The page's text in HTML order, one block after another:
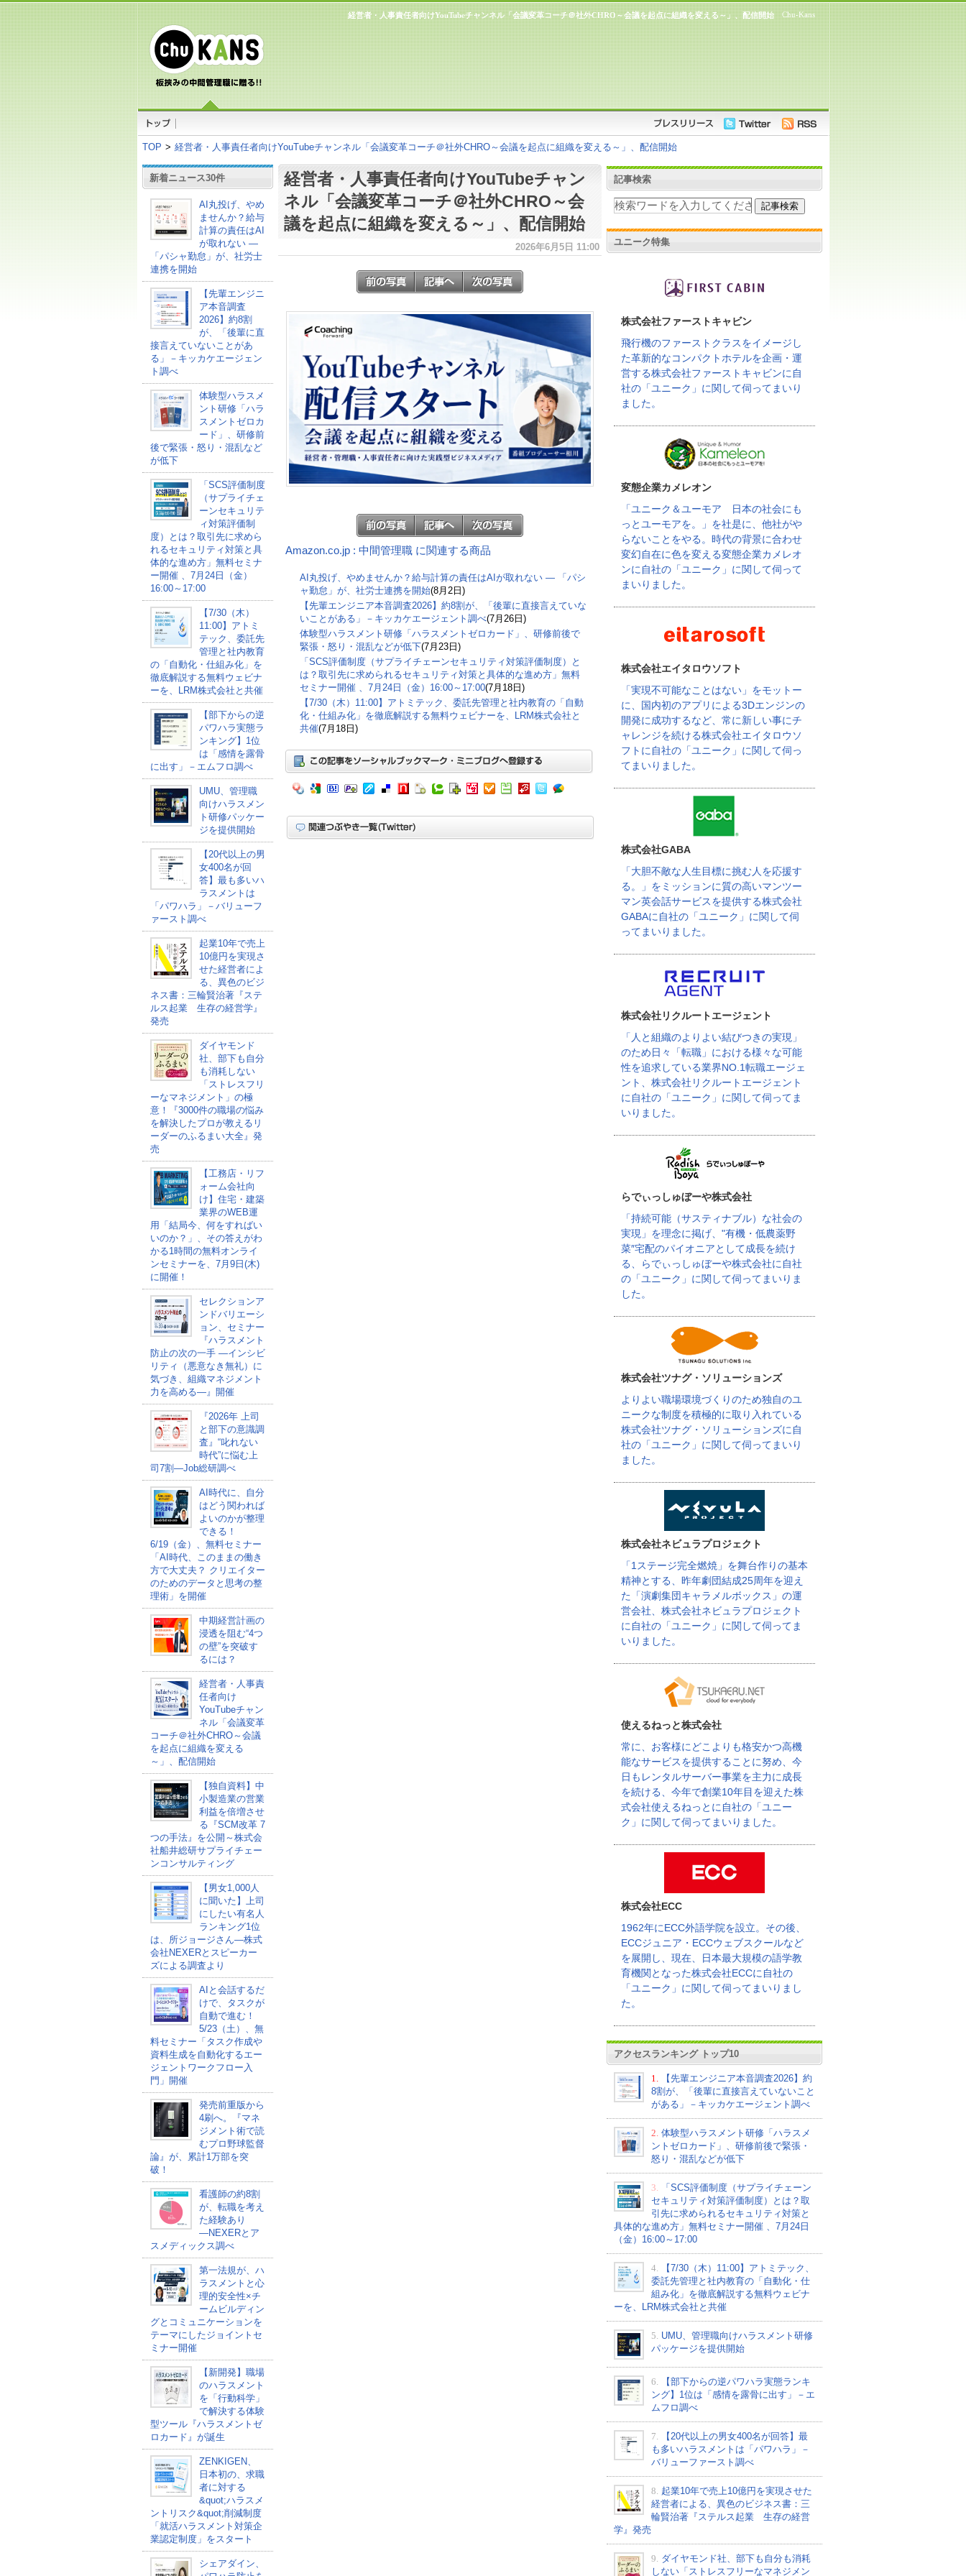
Chu-Kans
経営者・人事責任者向けYouTubeチャンネル「会議変革コーチ＠社外CHRO～会議を起点に組織を変える～」、配信開始
TOP > 経営者・人事責任者向けYouTubeチャンネル「会議変革コーチ＠社外CHRO～会議を起点に組織を変える～」、配信開始
新着ニュース30件
AI丸投げ、やめ
ませんか？給与
計算の責任はAI
が取れない ―
「パシャ勤怠」が、社労士
連携を開始
【先輩エンジニ
ア本音調査
2026】約8割
が、「後輩に直
接言えていないことがあ
る」－キッカケエージェン
ト調べ
体験型ハラスメ
ント研修「ハラ
スメントゼロカ
ード」、研修前
後で緊張・怒り・混乱など
が低下
「SCS評価制度
（サプライチェ
ーンセキュリテ
ィ対策評価制
度）とは？取引先に求めら
れるセキュリティ対策と具
体的な進め方」無料セミナ
ー開催 、7月24日（金）
16:00～17:00
【7/30（木）
11:00】アトミ
テック、委託先
管理と社内教育
の「自動化・仕組み化」を
徹底解説する無料ウェビナ
ーを、LRM株式会社と共催
【部下からの逆
パワハラ実態ラ
ンキング】1位
は「感情を露骨
に出す」－エムフロ調べ
UMU、管理職
向けハラスメン
ト研修パッケー
ジを提供開始
【20代以上の男
女400名が回
答】最も多いハ
ラスメントは
「パワハラ」－バリューフ
ァースト調べ
起業10年で売上
10億円を実現さ
せた経営者によ
る、異色のビジ
ネス書：三輪賢治著『ステ
ルス起業 生存の経営学』
発売
ダイヤモンド
社、部下も自分
も消耗しない
「ストレスフリ
ーなマネジメント」の極
意！『3000件の職場の悩み
を解決したプロが教えるリ
ーダーのふるまい大全』発
売
【工務店・リフ
ォーム会社向
け】住宅・建築
業界のWEB運
用「結局今、何をすればい
いのか？」、その答えがわ
かる1時間の無料オンライ
ンセミナーを、7月9日(木)
に開催！
セレクションア
ンドバリエーシ
ョン、セミナー
『ハラスメント
防止の次の一手 ―インシビ
リティ（悪意なき無礼）に
気づき、組織マネジメント
力を高める―』開催
『2026年 上司
と部下の意識調
査』“叱れない
時代”に悩む上
司7割―Job総研調べ
AI時代に、自分
はどう関われば
よいのかが整理
できる！
6/19（金）、無料セミナー
「AI時代、このままの働き
方で大丈夫？ クリエイター
のためのデータと思考の整
理術」を開催
中期経営計画の
浸透を阻む“4つ
の壁”を突破す
るには？
経営者・人事責
任者向け
YouTubeチャン
ネル「会議変革
コーチ＠社外CHRO～会議
を起点に組織を変える
～」、配信開始
【独自資料】中
小製造業の営業
利益を倍増させ
る『SCM改革 7
つの手法』を公開～株式会
社船井総研サプライチェー
ンコンサルティング
【男女1,000人
に聞いた】上司
にしたい有名人
ランキング1位
は、所ジョージさん―株式
会社NEXERとスピーカー
ズによる調査より
AIと会話するだ
けで、タスクが
自動で進む！
5/23（土）、無
料セミナー「タスク作成や
資料生成を自動化するエー
ジェントワークフロー入
門」開催
発売前重版から
4刷へ。『マネ
ジメント術で読
むプロ野球監督
論』が、累計1万部を突
破！
看護師の約8割
が、転職を考え
た経験あり
―NEXERとア
スメディックス調べ
第一法規が、ハ
ラスメントと心
理的安全性×チ
ームビルディン
グとコミュニケーションを
テーマにしたジョイントセ
ミナー開催
【新開発】職場
のハラスメント
を「行動科学」
で解決する体験
型ツール『ハラスメントゼ
ロカード』が誕生
ZENKIGEN、
日本初の、求職
者に対する
&quot;ハラスメ
ントリスク&quot;削減制度
「就活ハラスメント対策企
業認定制度」をスタート
シェアダイン、
経営者・人事責任者向けYouTubeチャン
ネル「会議変革コーチ＠社外CHRO～会
議を起点に組織を変える～」、配信開始
2026年6月5日 11:00
Amazon.co.jp : 中間管理職 に関連する商品
AI丸投げ、やめませんか？給与計算の責任はAIが取れない ― 「パシ
ャ勤怠」が、社労士連携を開始(8月2日)
【先輩エンジニア本音調査2026】約8割が、「後輩に直接言えていな
いことがある」－キッカケエージェント調べ(7月26日)
体験型ハラスメント研修「ハラスメントゼロカード」、研修前後で
緊張・怒り・混乱などが低下(7月23日)
「SCS評価制度（サプライチェーンセキュリティ対策評価制度）と
は？取引先に求められるセキュリティ対策と具体的な進め方」無料
セミナー開催 、7月24日（金）16:00～17:00(7月18日)
【7/30（木）11:00】アトミテック、委託先管理と社内教育の「自動
化・仕組み化」を徹底解説する無料ウェビナーを、LRM株式会社と
共催(7月18日)
記事検索
ユニーク特集
株式会社ファーストキャビン
飛行機のファーストクラスをイメージし
た革新的なコンパクトホテルを企画・運
営する株式会社ファーストキャビンに自
社の「ユニーク」に関して伺ってまいり
ました。
変態企業カメレオン
「ユニーク＆ユーモア 日本の社会にも
っとユーモアを。」を社是に、他社がや
らないことをやる。時代の背景に合わせ
変幻自在に色を変える変態企業カメレオ
ンに自社の「ユニーク」に関して伺って
まいりました。
株式会社エイタロウソフト
「実現不可能なことはない」をモットー
に、国内初のアプリによる3Dエンジンの
開発に成功するなど、常に新しい事にチ
ャレンジを続ける株式会社エイタロウソ
フトに自社の「ユニーク」に関して伺っ
てまいりました。
株式会社GABA
「大胆不敵な人生目標に挑む人を応援す
る。」をミッションに質の高いマンツー
マン英会話サービスを提供する株式会社
GABAに自社の「ユニーク」に関して伺
ってまいりました。
株式会社リクルートエージェント
「人と組織のよりよい結びつきの実現」
のため日々「転職」における様々な可能
性を追求している業界NO.1転職エージェ
ント、株式会社リクルートエージェント
に自社の「ユニーク」に関して伺ってま
いりました。
らでぃっしゅぼーや株式会社
「持続可能（サスティナブル）な社会の
実現」を理念に掲げ、"有機・低農薬野
菜″宅配のパイオニアとして成長を続け
る、らでぃっしゅぼーや株式会社に自社
の「ユニーク」に関して伺ってまいりま
した。
株式会社ツナグ・ソリューションズ
よりよい職場環境づくりのため独自のユ
ニークな制度を積極的に取り入れている
株式会社ツナグ・ソリューションズに自
社の「ユニーク」に関して伺ってまいり
ました。
株式会社ネビュラプロジェクト
「1ステージ完全燃焼」を舞台作りの基本
精神とする、昨年劇団結成25周年を迎え
た「演劇集団キャラメルボックス」の運
営会社、株式会社ネビュラプロジェクト
に自社の「ユニーク」に関して伺ってま
いりました。
使えるねっと株式会社
常に、お客様にどこよりも格安かつ高機
能なサービスを提供することに努め、今
日もレンタルサーバー事業を主力に成長
を続ける、今年で創業10年目を迎えた株
式会社使えるねっとに自社の「ユニー
ク」に関して伺ってまいりました。
株式会社ECC
1962年にECC外語学院を設立。その後、
ECCジュニア・ECCウェブスクールなど
を展開し、現在、日本最大規模の語学教
育機関となった株式会社ECCに自社の
「ユニーク」に関して伺ってまいりまし
た。
アクセスランキング トップ10
1.
【先輩エンジニア本音調査2026】約
8割が、「後輩に直接言えていないこと
がある」－キッカケエージェント調べ
2. 体験型ハラスメント研修「ハラスメ
ントゼロカード」、研修前後で緊張・
怒り・混乱などが低下
3.
「SCS評価制度（サプライチェーン
セキュリティ対策評価制度）とは？取
引先に求められるセキュリティ対策と
具体的な進め方」無料セミナー開催 、7月24日
（金）16:00～17:00
4.
【7/30（木）11:00】アトミテック、
委託先管理と社内教育の「自動化・仕
組み化」を徹底解説する無料ウェビナ
ーを、LRM株式会社と共催
5. UMU、管理職向けハラスメント研修
パッケージを提供開始
6.
【部下からの逆パワハラ実態ランキ
ング】1位は「感情を露骨に出す」－エ
ムフロ調べ
7.
【20代以上の男女400名が回答】最
も多いハラスメントは「パワハラ」－
バリューファースト調べ
8. 起業10年で売上10億円を実現させた
経営者による、異色のビジネス書：三
輪賢治著『ステルス起業 生存の経営
学』発売
9. ダイヤモンド社、部下も自分も消耗
しない「ストレスフリーなマネジメン